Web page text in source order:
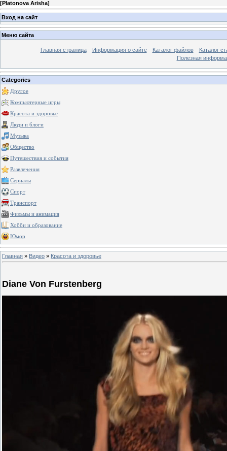
[Platonova Arisha]
Вход на сайт
Меню сайта
Главная страница Информация о сайте Каталог файлов
Каталог
Полезная
Categories
Другое
Компьютерные игры
Красота и здоровье
Люди и блоги
Музыка
Общество
Путешествия и события
Развлечения
Сериалы
Спорт
Транспорт
Фильмы и анимация
Хобби и образование
Юмор
Главная » Видео » Красота и здоровье
Diane Von Furstenberg